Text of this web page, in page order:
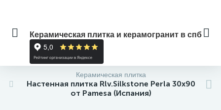
Керамическая плитка и керамогранит в спб
Керамическая плитка
Настенная плитка Rlv.Silkstone Perla 30x90
от Pamesa (Испания)